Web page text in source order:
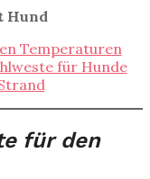
Hund
Temperaturen
für Hunde
für den